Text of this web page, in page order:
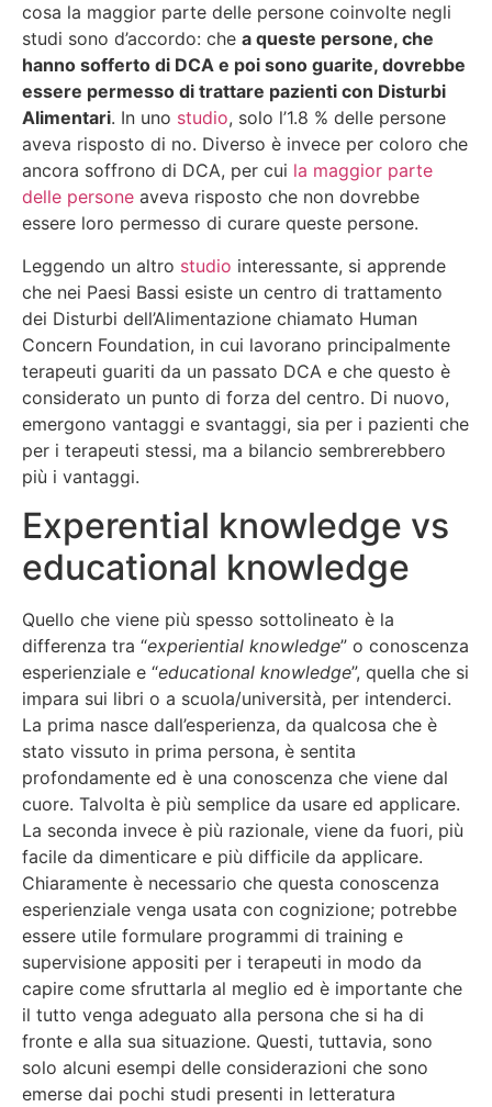
cosa la maggior parte delle persone coinvolte negli
studi sono d’accordo: che a queste persone, che
hanno sofferto di DCA e poi sono guarite, dovrebbe
essere permesso di trattare pazienti con Disturbi
Alimentari. In uno studio, solo l’1.8 % delle persone
aveva risposto di no. Diverso è invece per coloro che
ancora soffrono di DCA, per cui la maggior parte
delle persone aveva risposto che non dovrebbe
essere loro permesso di curare queste persone.
Leggendo un altro studio interessante, si apprende
che nei Paesi Bassi esiste un centro di trattamento
dei Disturbi dell’Alimentazione chiamato Human
Concern Foundation, in cui lavorano principalmente
terapeuti guariti da un passato DCA e che questo è
considerato un punto di forza del centro. Di nuovo,
emergono vantaggi e svantaggi, sia per i pazienti che
per i terapeuti stessi, ma a bilancio sembrerebbero
più i vantaggi.
Experential knowledge vs
educational knowledge
Quello che viene più spesso sottolineato è la
differenza tra “experiential knowledge” o conoscenza
esperienziale e “educational knowledge”, quella che si
impara sui libri o a scuola/università, per intenderci.
La prima nasce dall’esperienza, da qualcosa che è
stato vissuto in prima persona, è sentita
profondamente ed è una conoscenza che viene dal
cuore. Talvolta è più semplice da usare ed applicare.
La seconda invece è più razionale, viene da fuori, più
facile da dimenticare e più difficile da applicare.
Chiaramente è necessario che questa conoscenza
esperienziale venga usata con cognizione; potrebbe
essere utile formulare programmi di training e
supervisione appositi per i terapeuti in modo da
capire come sfruttarla al meglio ed è importante che
il tutto venga adeguato alla persona che si ha di
fronte e alla sua situazione. Questi, tuttavia, sono
solo alcuni esempi delle considerazioni che sono
emerse dai pochi studi presenti in letteratura